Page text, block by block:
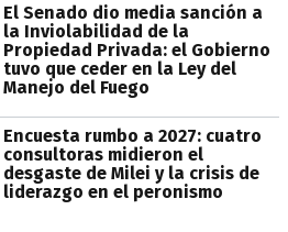
El Senado dio media sanción a
la Inviolabilidad de la
Propiedad Privada: el Gobierno
tuvo que ceder en la Ley del
Manejo del Fuego
Encuesta rumbo a 2027: cuatro
consultoras midieron el
desgaste de Milei y la crisis de
liderazgo en el peronismo